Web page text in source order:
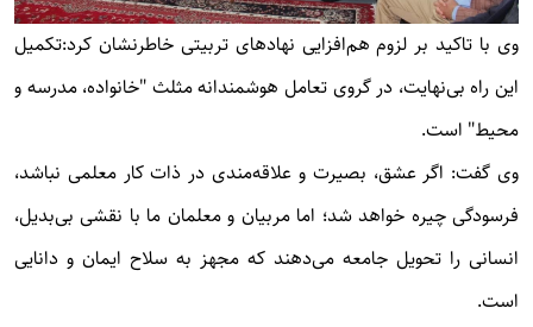
وی با تاکید بر لزوم هم‌افزایی نهادهای تربیتی خاطرنشان کرد:تکمیل
این راه بی‌نهایت، در گروی تعامل هوشمندانه مثلث "خانواده، مدرسه و
محیط" است.
وی گفت: اگر عشق، بصیرت و علاقه‌مندی در ذات کار معلمی نباشد،
فرسودگی چیره خواهد شد؛ اما مربیان و معلمان ما با نقشی بی‌بدیل،
انسانی را تحویل جامعه می‌دهند که مجهز به سلاح ایمان و دانایی
است.